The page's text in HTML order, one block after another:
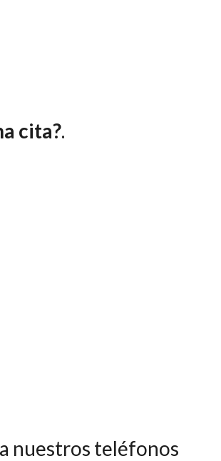
cita?.
a nuestros teléfonos